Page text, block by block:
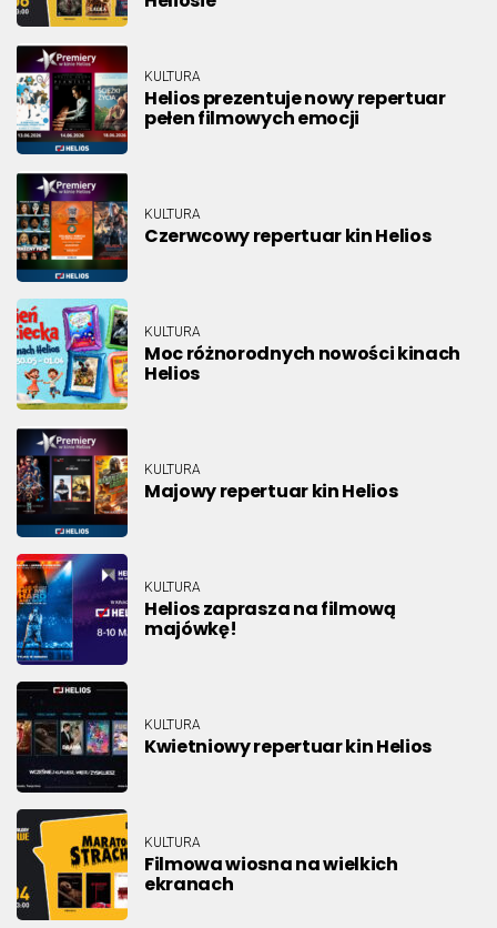
KULTURA
Helios prezentuje nowy repertuar
pełen filmowych emocji
KULTURA
Czerwcowy repertuar kin Helios
KULTURA
Moc różnorodnych nowości kinach
Helios
KULTURA
Majowy repertuar kin Helios
KULTURA
Helios zaprasza na filmową
majówkę!
KULTURA
Kwietniowy repertuar kin Helios
KULTURA
Filmowa wiosna na wielkich
ekranach